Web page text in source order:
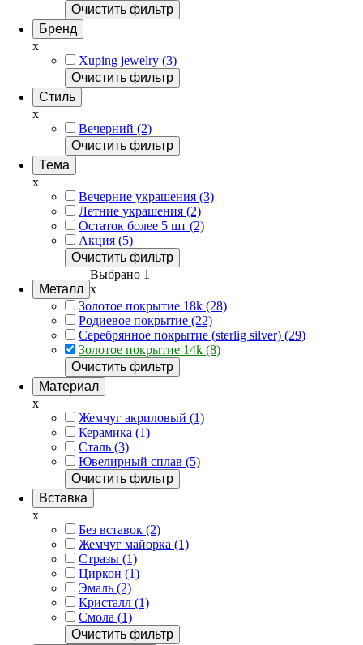
Очистить фильтр
Бренд
x
Xuping jewelry (3)
Очистить фильтр
Стиль
x
Вечерний (2)
Очистить фильтр
Тема
x
Вечерние украшения (3)
Летние украшения (2)
Остаток более 5 шт (2)
Акция (5)
Очистить фильтр
Металл
Выбрано 1
x
Золотое покрытие 18k (28)
Родиевое покрытие (22)
Серебрянное покрытие (sterlig silver) (29)
Золотое покрытие 14k (8)
Очистить фильтр
Материал
x
Жемчуг акриловый (1)
Керамика (1)
Сталь (3)
Ювелирный сплав (5)
Очистить фильтр
Вставка
x
Без вставок (2)
Жемчуг майорка (1)
Стразы (1)
Циркон (1)
Эмаль (2)
Кристалл (1)
Смола (1)
Очистить фильтр